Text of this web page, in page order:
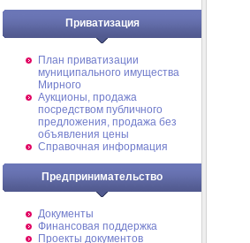
Приватизация
План приватизации
муниципального имущества
Мирного
Аукционы, продажа
посредством публичного
предложения, продажа без
объявления цены
Справочная информация
Предпринимательство
Документы
Финансовая поддержка
Проекты документов